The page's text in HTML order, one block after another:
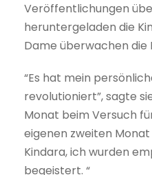
Veröffentlichungen
heruntergeladen die
Dame überwachen die
“Es hat mein
revolutioniert”, sagte
Monat beim Versuch
eigenen zweiten
Kindara, ich wurden
begeistert. “